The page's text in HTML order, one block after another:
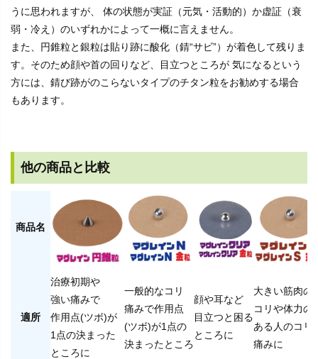
うに思われますが、 体の状態が実証（元気・活動的）か虚証（衰
弱・冷え）のいずれかによって一概に言えません。
また、円錐粒と銀粒は貼り跡に酸化（錆“サビ”）が着色して残りま
す。そのため顔や首の回りなど、目立つところが 気になるという
方には、錆び跡がのこらないタイプのチタン粒をお勧めする場合
もあります。
他の商品と比較
商品名
適所
治療初期や
強い痛みで
作用点(ツボ)が
1点の決まった
ところに
一般的なコリ
痛みで作用点
(ツボ)が1点の
決まったところ
顔や耳など
目立つと困る
ところに
大きい筋肉の
コリや体力の
ある人のコリ
痛みに